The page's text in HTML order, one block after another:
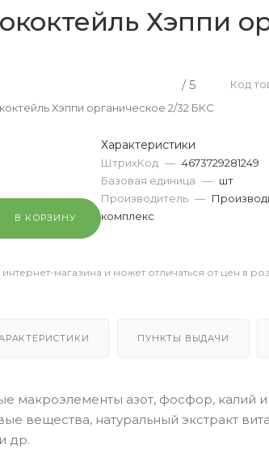
Хэппи
/ 5
Код
Хэппи органическое 2/32 БКС
В КОРЗИНУ
Характеристики
ШтрихКод — 4673729281249
Базовая единица — шт
Производитель —
комплекс
магазина и может отличаться от цен в
ПУНКТЫ ВЫДАЧИ
макроэлементы азот, фосфор, калий
вещества, натуральный экстракт
др.